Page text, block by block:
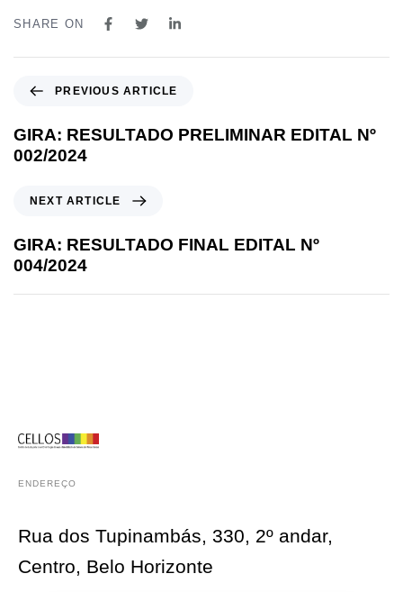
SHARE ON
PREVIOUS ARTICLE
GIRA: RESULTADO PRELIMINAR EDITAL Nº
002/2024
NEXT ARTICLE
GIRA: RESULTADO FINAL EDITAL Nº
004/2024
ENDEREÇO
Rua dos Tupinambás, 330, 2º andar,
Centro, Belo Horizonte